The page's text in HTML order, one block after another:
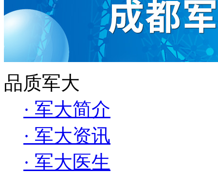
品质军大
· 军大简介
· 军大资讯
· 军大医生